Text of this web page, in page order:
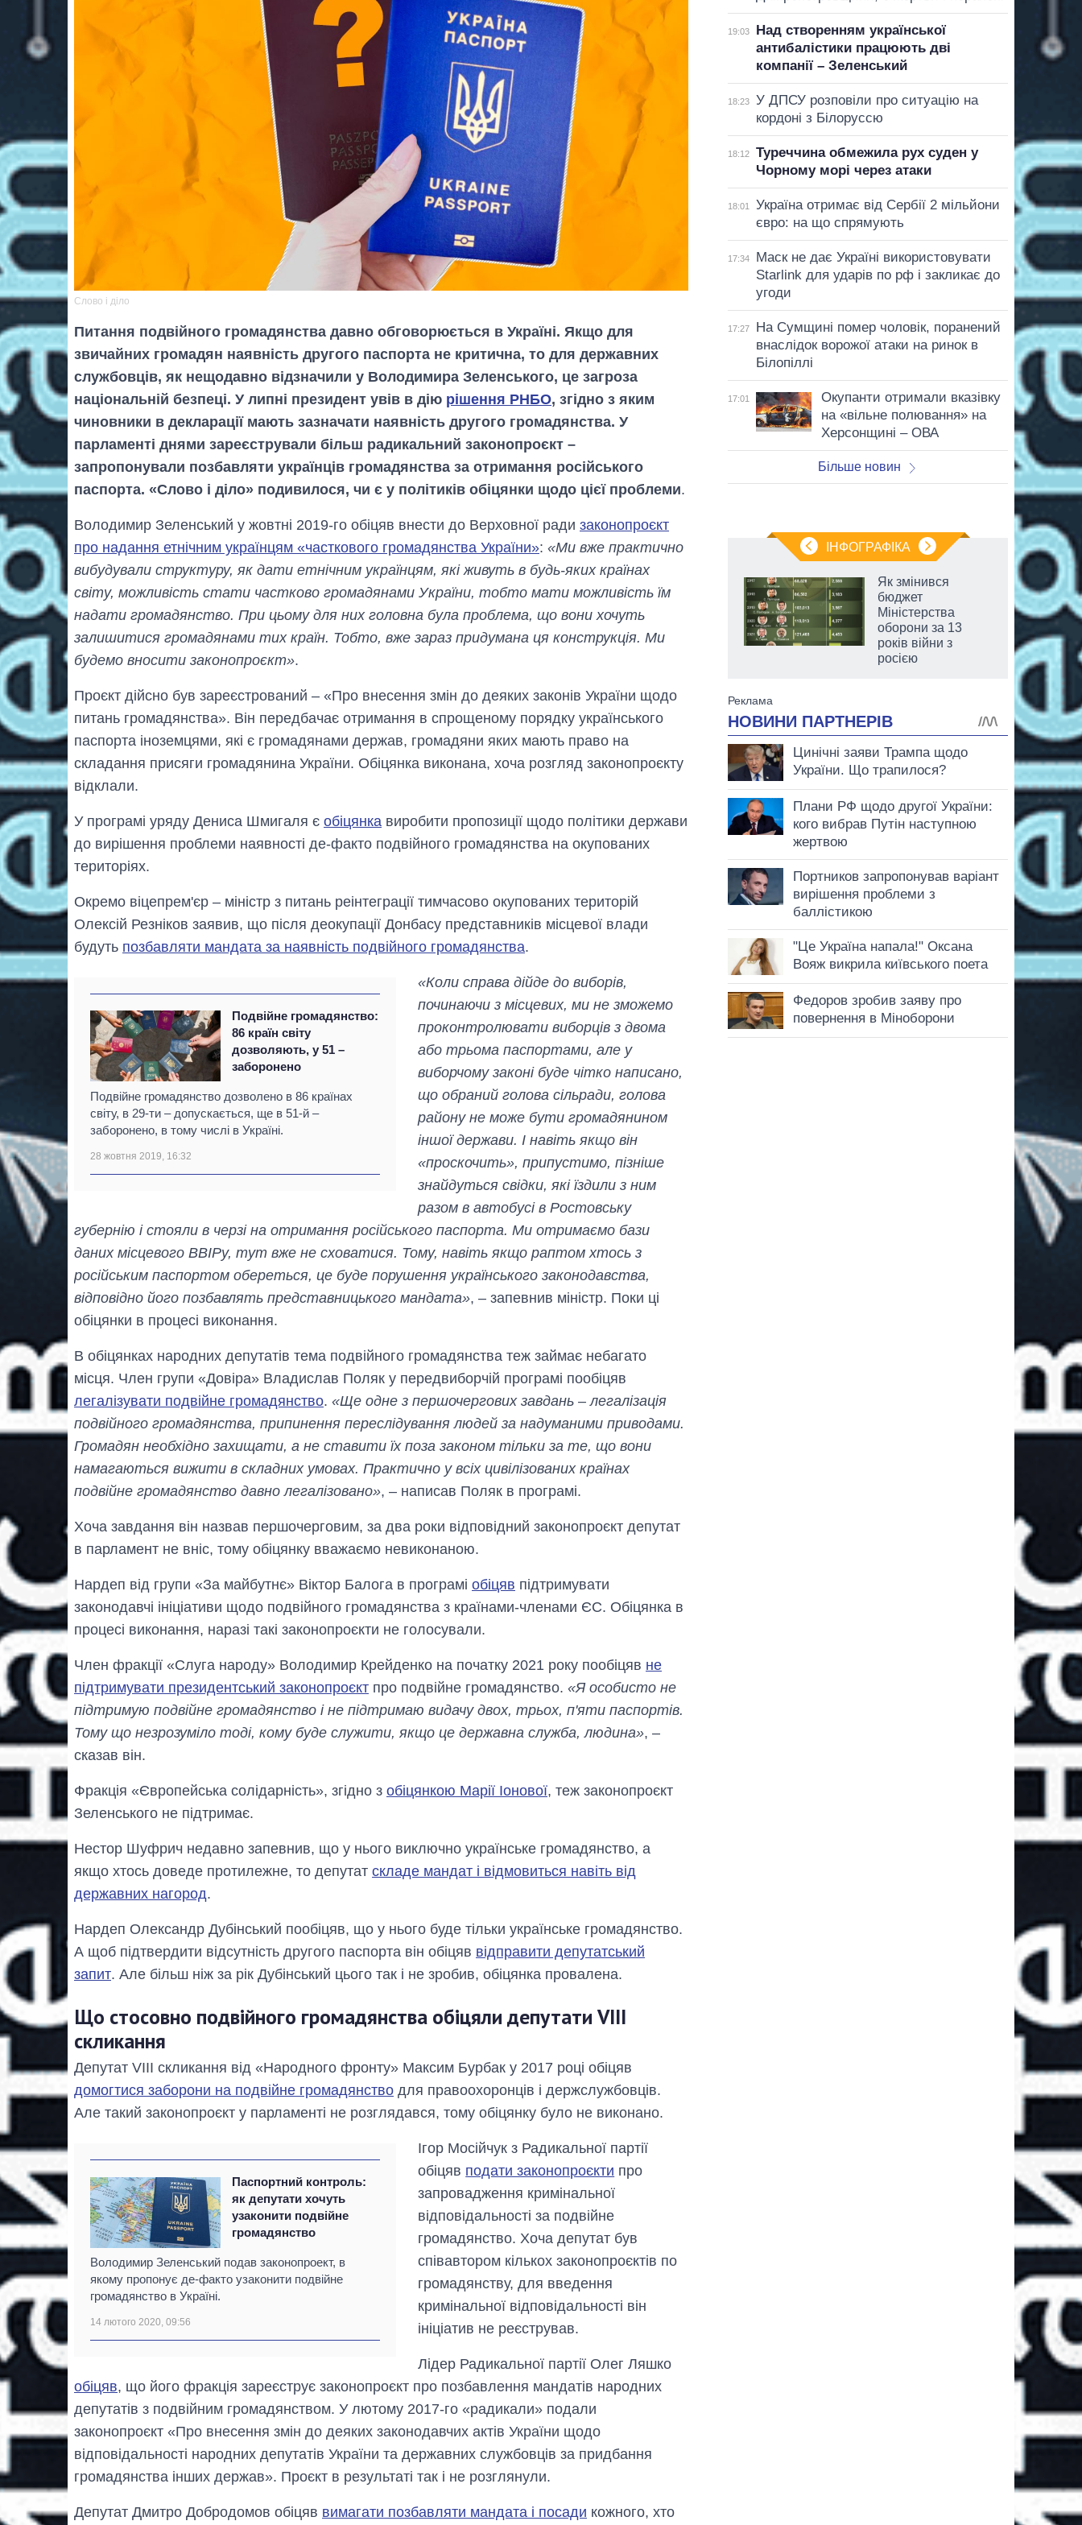
Слово і діло
Питання подвійного громадянства давно обговорюється в Україні. Якщо для
звичайних громадян наявність другого паспорта не критична, то для державних
службовців, як нещодавно відзначили у Володимира Зеленського, це загроза
національній безпеці. У липні президент увів в дію рішення РНБО, згідно з яким
чиновники в декларації мають зазначати наявність другого громадянства. У
парламенті днями зареєстрували більш радикальний законопроєкт –
запропонували позбавляти українців громадянства за отримання російського
паспорта. «Слово і діло» подивилося, чи є у політиків обіцянки щодо цієї проблеми.
Володимир Зеленський у жовтні 2019-го обіцяв внести до Верховної ради законопроєкт
про надання етнічним українцям «часткового громадянства України»: «Ми вже практично
вибудували структуру, як дати етнічним українцям, які живуть в будь-яких країнах
світу, можливість стати частково громадянами України, тобто мати можливість їм
надати громадянство. При цьому для них головна була проблема, що вони хочуть
залишитися громадянами тих країн. Тобто, вже зараз придумана ця конструкція. Ми
будемо вносити законопроєкт».
Проєкт дійсно був зареєстрований – «Про внесення змін до деяких законів України щодо
питань громадянства». Він передбачає отримання в спрощеному порядку українського
паспорта іноземцями, які є громадянами держав, громадяни яких мають право на
складання присяги громадянина України. Обіцянка виконана, хоча розгляд законопроєкту
відклали.
У програмі уряду Дениса Шмигаля є обіцянка виробити пропозиції щодо політики держави
до вирішення проблеми наявності де-факто подвійного громадянства на окупованих
територіях.
Окремо віцепрем'єр – міністр з питань реінтеграції тимчасово окупованих територій
Олексій Резніков заявив, що після деокупації Донбасу представників місцевої влади
будуть позбавляти мандата за наявність подвійного громадянства.
Подвійне громадянство:
86 країн світу
дозволяють, у 51 –
заборонено
Подвійне громадянство дозволено в 86 країнах
світу, в 29-ти – допускається, ще в 51-й –
заборонено, в тому числі в Україні.
28 жовтня 2019, 16:32
«Коли справа дійде до виборів,
починаючи з місцевих, ми не зможемо
проконтролювати виборців з двома
або трьома паспортами, але у
виборчому законі буде чітко написано,
що обраний голова сільради, голова
району не може бути громадянином
іншої держави. І навіть якщо він
«проскочить», припустимо, пізніше
знайдуться свідки, які їздили з ним
разом в автобусі в Ростовську
губернію і стояли в черзі на отримання російського паспорта. Ми отримаємо бази
даних місцевого ВВІРу, тут вже не сховатися. Тому, навіть якщо раптом хтось з
російським паспортом обереться, це буде порушення українського законодавства,
відповідно його позбавлять представницького мандата», – запевнив міністр. Поки ці
обіцянки в процесі виконання.
В обіцянках народних депутатів тема подвійного громадянства теж займає небагато
місця. Член групи «Довіра» Владислав Поляк у передвиборчій програмі пообіцяв
легалізувати подвійне громадянство. «Ще одне з першочергових завдань – легалізація
подвійного громадянства, припинення переслідування людей за надуманими приводами.
Громадян необхідно захищати, а не ставити їх поза законом тільки за те, що вони
намагаються вижити в складних умовах. Практично у всіх цивілізованих країнах
подвійне громадянство давно легалізовано», – написав Поляк в програмі.
Хоча завдання він назвав першочерговим, за два роки відповідний законопроєкт депутат
в парламент не вніс, тому обіцянку вважаємо невиконаною.
Нардеп від групи «За майбутнє» Віктор Балога в програмі обіцяв підтримувати
законодавчі ініціативи щодо подвійного громадянства з країнами-членами ЄС. Обіцянка в
процесі виконання, наразі такі законопроєкти не голосували.
Член фракції «Слуга народу» Володимир Крейденко на початку 2021 року пообіцяв не
підтримувати президентський законопроєкт про подвійне громадянство. «Я особисто не
підтримую подвійне громадянство і не підтримаю видачу двох, трьох, п'яти паспортів.
Тому що незрозуміло тоді, кому буде служити, якщо це державна служба, людина», –
сказав він.
Фракція «Європейська солідарність», згідно з обіцянкою Марії Іонової, теж законопроєкт
Зеленського не підтримає.
Нестор Шуфрич недавно запевнив, що у нього виключно українське громадянство, а
якщо хтось доведе протилежне, то депутат складе мандат і відмовиться навіть від
державних нагород.
Нардеп Олександр Дубінський пообіцяв, що у нього буде тільки українське громадянство.
А щоб підтвердити відсутність другого паспорта він обіцяв відправити депутатський
запит. Але більш ніж за рік Дубінський цього так і не зробив, обіцянка провалена.
Що стосовно подвійного громадянства обіцяли депутати VIII
скликання
Депутат VIII скликання від «Народного фронту» Максим Бурбак у 2017 році обіцяв
домогтися заборони на подвійне громадянство для правоохоронців і держслужбовців.
Але такий законопроєкт у парламенті не розглядався, тому обіцянку було не виконано.
Паспортний контроль:
як депутати хочуть
узаконити подвійне
громадянство
Володимир Зеленський подав законопроект, в
якому пропонує де-факто узаконити подвійне
громадянство в Україні.
14 лютого 2020, 09:56
Ігор Мосійчук з Радикальної партії
обіцяв подати законопроєкти про
запровадження кримінальної
відповідальності за подвійне
громадянство. Хоча депутат був
співавтором кількох законопроєктів по
громадянству, для введення
кримінальної відповідальності він
ініціатив не реєстрував.
Лідер Радикальної партії Олег Ляшко
обіцяв, що його фракція зареєструє законопроєкт про позбавлення мандатів народних
депутатів з подвійним громадянством. У лютому 2017-го «радикали» подали
законопроєкт «Про внесення змін до деяких законодавчих актів України щодо
відповідальності народних депутатів України та державних службовців за придбання
громадянства інших держав». Проєкт в результаті так і не розглянули.
Депутат Дмитро Добродомов обіцяв вимагати позбавляти мандата і посади кожного, хто
19:03
Над створенням української
антибалістики працюють дві
компанії – Зеленський
18:23
У ДПСУ розповіли про ситуацію на
кордоні з Білоруссю
18:12
Туреччина обмежила рух суден у
Чорному морі через атаки
18:01
Україна отримає від Сербії 2 мільйони
євро: на що спрямують
17:34
Маск не дає Україні використовувати
Starlink для ударів по рф і закликає до
угоди
17:27
На Сумщині помер чоловік, поранений
внаслідок ворожої атаки на ринок в
Білопіллі
17:01
Окупанти отримали вказівку
на «вільне полювання» на
Херсонщині – ОВА
Більше новин
ІНФОГРАФІКА
Вісім масованих
ударів по Україні
за літо: Київ та
область стали
головною ціллю
Як змінився
бюджет
Міністерства
оборони за 13
років війни з
росією